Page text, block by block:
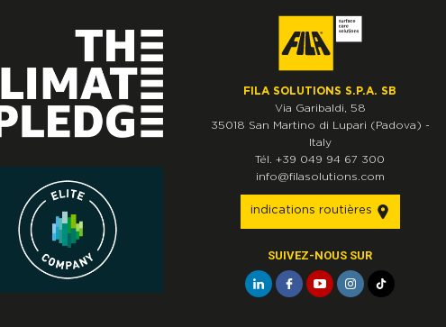
FILA SOLUTIONS S.P.A. SB
Via Garibaldi, 58
35018 San Martino di Lupari (Padova) -
Italy
Tél. +39 049 94 67 300
info@filasolutions.com
indications routières
SUIVEZ-NOUS SUR